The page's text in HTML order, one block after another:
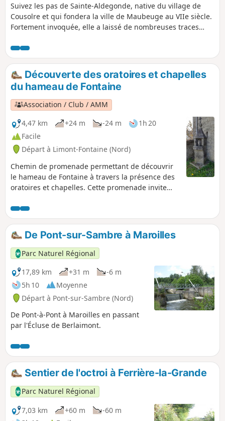
Suivez les pas de Sainte-Aldegonde, native du village de
Cousolre et qui fondera la ville de Maubeuge au VIIe siècle.
Fortement invoquée, elle a laissé de nombreuses traces
panorama et de beaux dénivelés !
Découverte des oratoires et chapelles
du hameau de Fontaine
Association / Club / AMM
4,47 km
+24 m -24 m
1h 20
Facile
Départ à Limont-Fontaine (Nord)
Chemin de promenade permettant de découvrir
le hameau de Fontaine à travers la présence des
oratoires et chapelles. Cette promenade invite
notre village ainsi qu'une grande partie de notre
patrimoine agricole .
De Pont-sur-Sambre à Maroilles
Parc Naturel Régional
17,89 km
+31 m
-6 m
5h 10
Moyenne
Départ à Pont-sur-Sambre (Nord)
De Pont-à-Pont à Maroilles en passant
par l'Écluse de Berlaimont.
Sentier de l'octroi à Ferrière-la-Grande
Parc Naturel Régional
7,03 km
+60 m
-60 m